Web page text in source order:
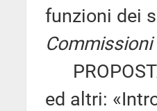
funzioni dei
Commissioni
ed altri: